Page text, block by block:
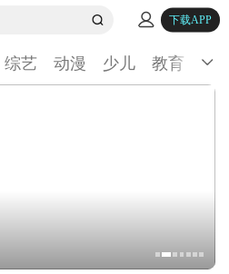
下载APP
综艺 动漫 少儿 教育 生